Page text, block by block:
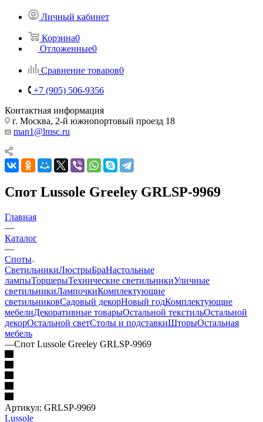
Личный кабинет
Корзина0
Отложенные0
Сравнение товаров0
+7 (905) 506-9356
Контактная информация
г. Москва, 2-й южнопортовый проезд 18
man1@lmsc.ru
Спот Lussole Greeley GRLSP-9969
Главная
—
Каталог
—
Споты
СветильникиЛюстрыБраНастольные
лампыТоршерыТехнические светильникиУличные
светильникиЛампочкиКомплектующие
светильниковСадовый декорНовый годКомплектующие
мебелиДекоративные товарыОстальной текстильОстальной
декорОстальной светСтолы и подставкиШторыОстальная
мебель
—Спот Lussole Greeley GRLSP-9969
Артикул: GRLSP-9969
Lussole